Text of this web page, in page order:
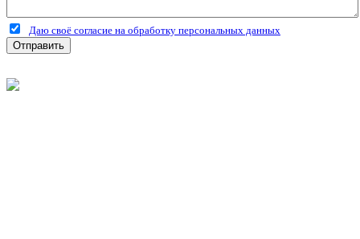
Даю своё согласие на обработку персональных данных
Отправить